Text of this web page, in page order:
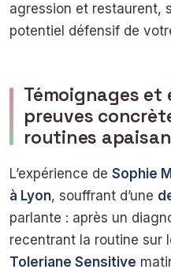
agression et restaurent,
potentiel défensif de
Témoignages et
preuves
routines
L’expérience de Sophie
à Lyon, souffrant d’une
parlante : après un
recentrant la routine sur
Toleriane Sensitive